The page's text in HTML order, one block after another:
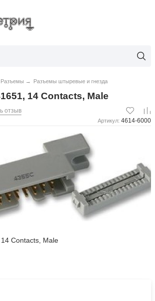
Разъемы → Разъемы штыревые и гнезда
14 Contacts, Male
отзыв
Артикул: 4614-6000
Contacts, Male